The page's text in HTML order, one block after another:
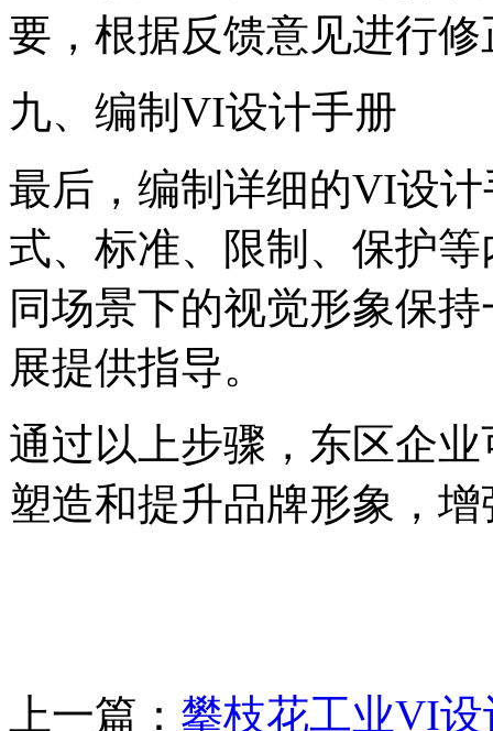
要，根据反馈意见进行
‌九、编制VI设计手册‌
最后，编制详细的VI设
式、标准、限制、保护
同场景下的视觉形象保
展提供指导。
通过以上步骤，东区企
塑造和提升品牌形象，
上一篇： 攀枝花工业VI